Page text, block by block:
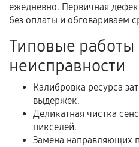
Гарантийный талон.
услуг и сроком
Документы на
и кассовый чек.
Расширенная
ежедневно. Первичная
без оплаты и обговариваем
Типовые работы
неисправности
Калибровка ресурса
выдержек.
Деликатная чистка
пикселей.
Замена направляющих